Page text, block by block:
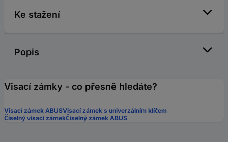
Ke stažení
Popis
Visací zámky - co přesně hledáte?
Visací zámek ABUSVisací zámek s univerzálním klíčem
Číselný visací zámekČíselný zámek ABUS